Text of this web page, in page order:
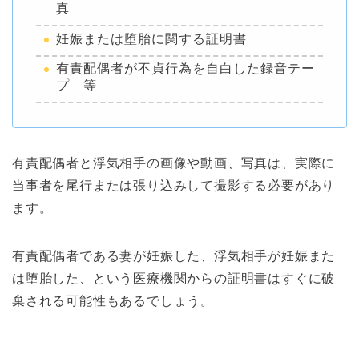
真
妊娠または堕胎に関する証明書
有責配偶者が不貞行為を自白した録音テー
プ 等
有責配偶者と浮気相手の画像や動画、写真は、実際に
当事者を尾行または張り込みして撮影する必要があり
ます。
有責配偶者である妻が妊娠した、浮気相手が妊娠また
は堕胎した、という医療機関からの証明書はすぐに破
棄される可能性もあるでしょう。